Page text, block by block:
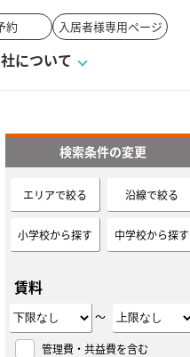
約 入居者様専用ページ
物件閲覧履歴
て 賃貸vs持ち家
高く売るポイント
について
来店予約
検索条件の変更
エリアで絞る 沿線で絞る
小学校から探す 中学校から探す
賃料
～
管理費・共益費を含む